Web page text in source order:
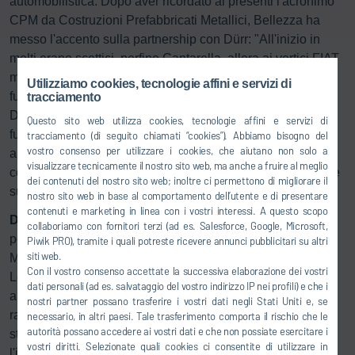
Utilizziamo cookies, tecnologie affini e servizi di
tracciamento
Questo sito web utilizza cookies, tecnologie affini e servizi di
tracciamento (di seguito chiamati “cookies”). Abbiamo bisogno del
vostro consenso per utilizzare i cookies, che aiutano non solo a
visualizzare tecnicamente il nostro sito web, ma anche a fruire al meglio
dei contenuti del nostro sito web; inoltre ci permettono di migliorare il
nostro sito web in base al comportamento dell’utente e di presentare
contenuti e marketing in linea con i vostri interessi. A questo scopo
collaboriamo con fornitori terzi (ad es. Salesforce, Google, Microsoft,
Piwik PRO), tramite i quali potreste ricevere annunci pubblicitari su altri
siti web.
Con il vostro consenso accettate la successiva elaborazione dei vostri
dati personali (ad es. salvataggio del vostro indirizzo IP nei profili) e che i
nostri partner possano trasferire i vostri dati negli Stati Uniti e, se
necessario, in altri paesi. Tale trasferimento comporta il rischio che le
autorità possano accedere ai vostri dati e che non possiate esercitare i
vostri diritti. Selezionate quali cookies ci consentite di utilizzare in
CPM da Costruzioni Prefabbricati Metallici, Bellezza ha
messo l'accento sulla partnership con Dürr: "All'inizio in
molti erano scettici, perfino Cantarella, allora ai vertici FIAT
mi disse in buon piemontese che 'le società al 50% non
funzionano mai'. Dopo 25 anni, la joint venture tra CPM e
Dürr ha dimostrato nei fatti il suo successo. Se tutto ha
funzionato nel migliore dei modi è grazie alle persone, che
all'interno di queste aziende hanno saputo sviluppare
continuamente nuove tecnologie, oltre che relazioni basate
sulla fiducia".
Denny Monti
, Business Development Director, si è fatto
portavoce dei 200 dipendenti CPM consegnando a
Massimo Bellezza un modello in scala di una Maserati
Levante appoggiata su un AGV (Veicolo a guida
automatica). Tre le parole legate all'omaggio e
rappresentative della figura di Massimo Bellezza nella
storia di CPM: Tecnologia - Visione - Stile. La prima per